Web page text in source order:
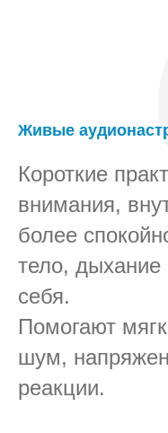
Живые
Короткие
внимания,
более
тело, дыхание
себя.
Помогают
шум,
реакции.